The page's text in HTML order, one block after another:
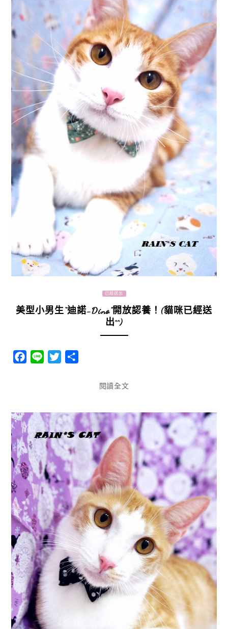
已經送出
美型小男生“迪諾-Dino”開放認養！(貓咪已經送
出^^)
Facebook
Line Twitter
閱讀全文